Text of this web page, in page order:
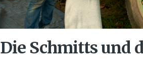
Die Schmitts und